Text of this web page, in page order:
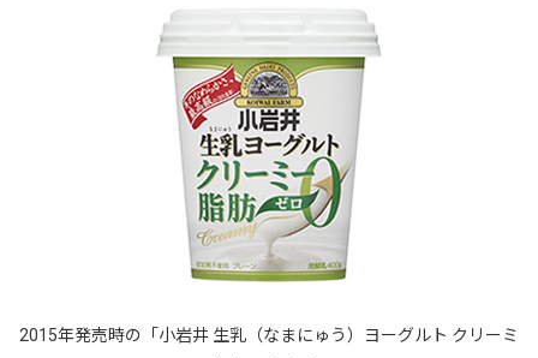
2015年発売時の「小岩井 生乳（なまにゅう）ヨーグルト クリーミ